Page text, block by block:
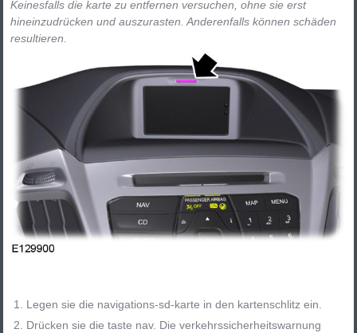
Keinesfalls die karte zu entfernen versuchen, ohne sie erst
hineinzudrücken und auszurasten. Anderenfalls können schäden
resultieren.
Legen sie die navigations-sd-karte in den kartenschlitz ein.
Drücken sie die taste nav. Die verkehrssicherheitswarnung